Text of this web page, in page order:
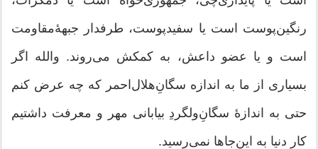
رنگین‌پوست است یا سفیدپوست، طرفدار جبهۀمقاومت
است و یا عضو داعش، به کمکش می‌روند. والله اگر
بسیاری از ما به اندازه سگانِ‌هلال‌احمر که چه عرض کنم
حتی به اندازۀ سگانِ‌ولگردِ بیابانی مهر و معرفت داشتیم
کار دنیا به این‌جاها نمی‌رسید.